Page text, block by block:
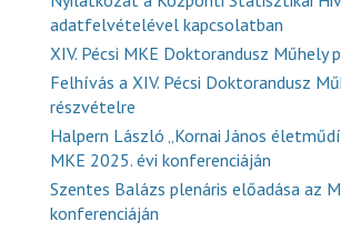
adatfelvételével kapcsolatban
XIV. Pécsi MKE Doktorandusz Műhely
Felhívás a XIV. Pécsi Doktorandusz
részvételre
Halpern László „Kornai János
MKE 2025. évi konferenciáján
Szentes Balázs plenáris előadása az
konferenciáján